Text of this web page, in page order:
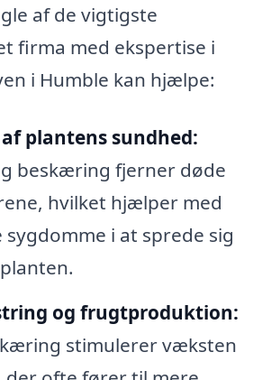
af de vigtigste
firma med ekspertise i
i Humble kan hjælpe:
plantens sundhed:
beskæring fjerner døde
hvilket hjælper med
i at sprede sig
og frugtproduktion:
stimulerer væksten